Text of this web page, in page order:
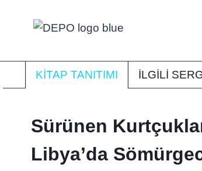
KITAP TANITIMI İLGİLİ
Sürünen
Libya’da